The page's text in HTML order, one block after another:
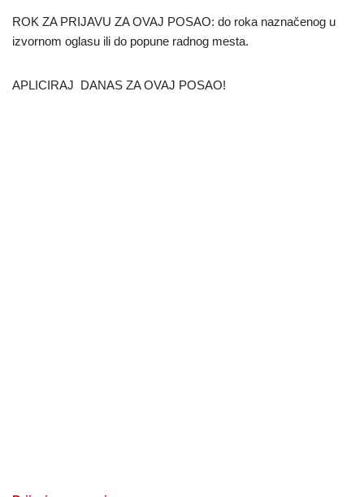
ROK ZA PRIJAVU ZA OVAJ POSAO: do roka naznačenog u
izvornom oglasu ili do popune radnog mesta.
APLICIRAJ DANAS ZA OVAJ POSAO!